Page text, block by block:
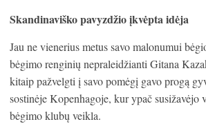
Skandinaviško pavyzdžio įkvėpta idėja
Jau ne vienerius metus savo malonumui
bėgimo renginių nepraleidžianti Gitana
kitaip pažvelgti į savo pomėgį gavo progą
sostinėje Kopenhagoje, kur ypač susižavėjo
bėgimo klubų veikla.